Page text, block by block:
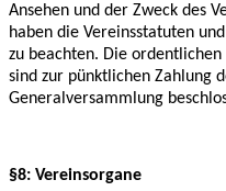
Ansehen und der Zweck des
haben die Vereinsstatuten
zu beachten. Die
sind zur pünktlichen Zahlung
Generalversammlung
§8: Vereinsorgane